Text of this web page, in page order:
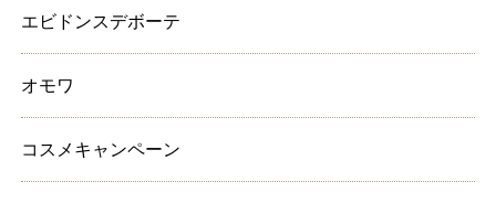
エビドンスデボーテ
オモワ
コスメキャンペーン